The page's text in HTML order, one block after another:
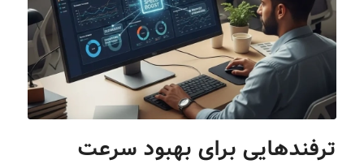
ترفندهایی برای بهبود سرعت